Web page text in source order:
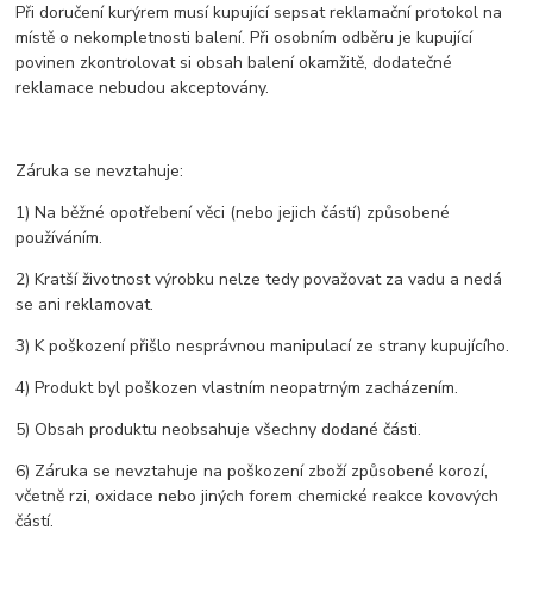
Při doručení kurýrem musí kupující sepsat reklamační protokol na
místě o nekompletnosti balení. Při osobním odběru je kupující
povinen zkontrolovat si obsah balení okamžitě, dodatečné
reklamace nebudou akceptovány.
Záruka se nevztahuje:
1) Na běžné opotřebení věci (nebo jejich částí) způsobené
používáním.
2) Kratší životnost výrobku nelze tedy považovat za vadu a nedá
se ani reklamovat.
3) K poškození přišlo nesprávnou manipulací ze strany kupujícího.
4) Produkt byl poškozen vlastním neopatrným zacházením.
5) Obsah produktu neobsahuje všechny dodané části.
6) Záruka se nevztahuje na poškození zboží způsobené korozí,
včetně rzi, oxidace nebo jiných forem chemické reakce kovových
částí.